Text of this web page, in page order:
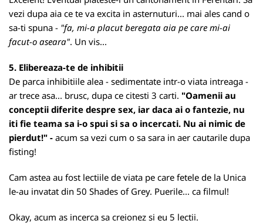
vezi dupa aia ce te va excita in asternuturi... mai ales cand o
sa-ti spuna - "fa, mi-a placut beregata aia pe care mi-ai
facut-o aseara". Un vis...
5. Elibereaza-te de inhibitii
De parca inhibitiile alea - sedimentate intr-o viata intreaga -
ar trece asa... brusc, dupa ce citesti 3 carti. "Oamenii au
conceptii diferite despre sex, iar daca ai o fantezie, nu
iti fie teama sa i-o spui si sa o incercati. Nu ai nimic de
pierdut!" - acum sa vezi cum o sa sara in aer cautarile dupa
fisting!
Cam astea au fost lectiile de viata pe care fetele de la Unica
le-au invatat din 50 Shades of Grey. Puerile... ca filmul!
Okay, acum as incerca sa creionez si eu 5 lectii.